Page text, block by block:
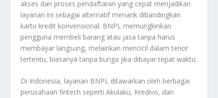
akses dan proses pendaftaran yang cepat menjadikan
layanan ini sebagai alternatif menarik dibandingkan
kartu kredit konvensional. BNPL memungkinkan
pengguna membeli barang atau jasa tanpa harus
membayar langsung, melainkan mencicil dalam tenor
tertentu, biasanya tanpa bunga jika dibayar tepat waktu.
Di Indonesia, layanan BNPL ditawarkan oleh berbagai
perusahaan fintech seperti Akulaku, Kredivo, dan